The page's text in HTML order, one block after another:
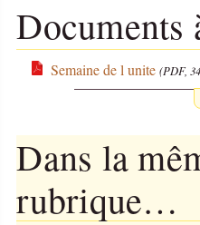
Documents
Semaine de l unite (PDF,
Dans la
rubrique…